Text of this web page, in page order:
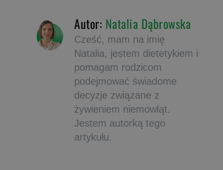
Autor: Natalia Dąbrowska
Cześć, mam na imię
Natalia, jestem dietetykiem i
pomagam rodzicom
podejmować świadome
decyzje związane z
żywieniem niemowląt.
Jestem autorką tego
artykułu.